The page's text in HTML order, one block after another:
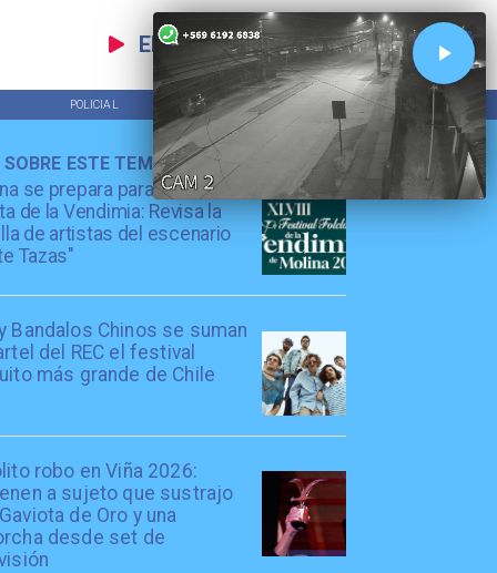
EN VIVO
POLICIAL TENDENCIAS
se prepara para la XLVIII
de la Vendimia: Revisa la
de artistas del escenario
Tazas"
Bandalos Chinos se suman
del REC el festival
más grande de Chile
robo en Viña 2026:
a sujeto que sustrajo
de Oro y una
desde set de
ESTE TEMA